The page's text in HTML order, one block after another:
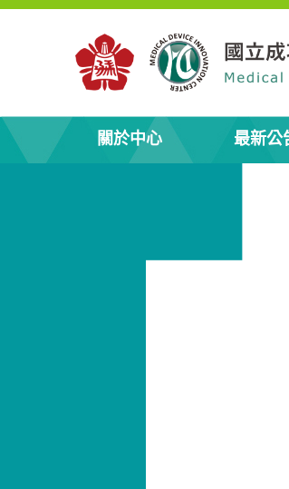
關於中心 最新公